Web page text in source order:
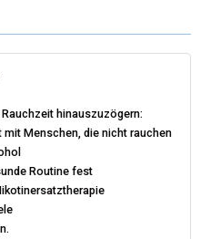
T
E
S
T
K
I
N
I
hinauszuzögern:
mit Menschen, die nicht rauchen
Routine fest